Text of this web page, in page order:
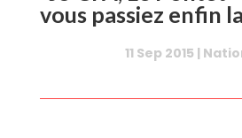
vous passiez enfin
11 Sep 2015 |